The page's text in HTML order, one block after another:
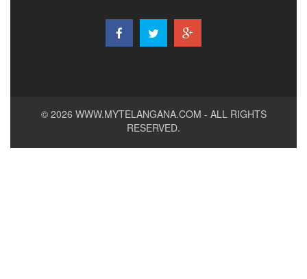
© 2026 WWW.MYTELANGANA.COM - ALL RIGHTS
RESERVED.